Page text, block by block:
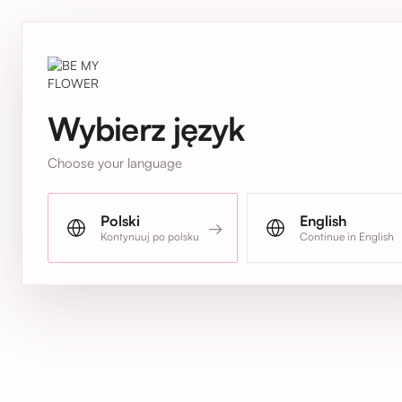
Wybierz język
Choose your language
Polski
Kontynuuj po polsku → English
Continue in English